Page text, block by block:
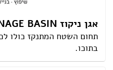
אגן ניקוז DRAINAGE BASIN
תחום השטח המתנקז כולו
בתוכו.